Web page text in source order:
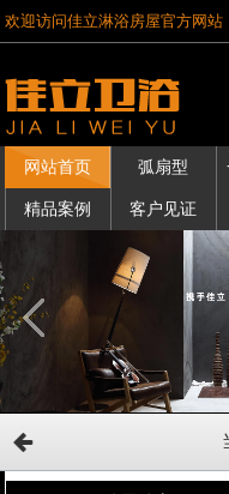
欢迎访问佳立淋浴房屋官方网站
网站首页 弧扇型
精品案例 客户见证